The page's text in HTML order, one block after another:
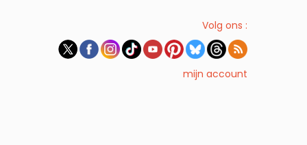
Volg ons :
mijn account